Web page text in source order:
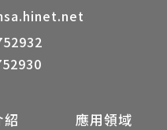
紹
應用領域